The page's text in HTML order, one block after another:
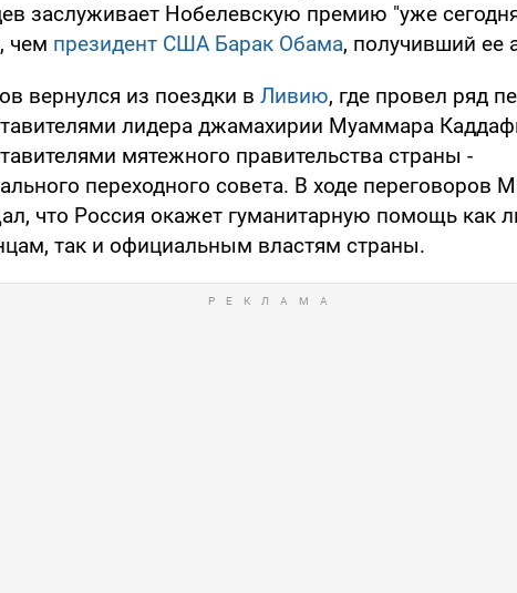
заслуживает Нобелевскую премию "уже
чем президент США Барак Обама, получивший ее
вернулся из поездки в Ливию, где провел ряд
лидера джамахирии Муаммара
мятежного правительства страны -
переходного совета. В ходе переговоров
что Россия окажет гуманитарную помощь как
так и официальным властям страны.